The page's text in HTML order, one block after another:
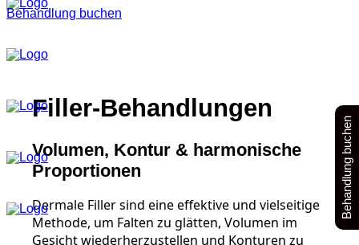
Behandlung buchen
Filler-Behandlungen
Volumen, Kontur & harmonische
Proportionen
Dermale Filler sind eine effektive und vielseitige
Methode, um Falten zu glätten, Volumen im
Gesicht wiederherzustellen und Konturen zu
Behandlung buchen